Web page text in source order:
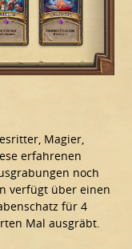
Magier,
erfahrenen
noch
verfügt über einen
für 4
Mal ausgräbt.